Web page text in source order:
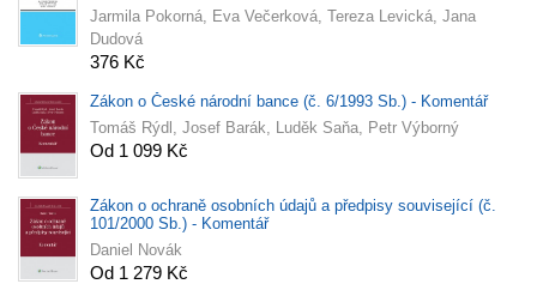
Jarmila Pokorná, Eva Večerková, Tereza Levická, Jana
Dudová
376 Kč
Zákon o České národní bance (č. 6/1993 Sb.) - Komentář
Tomáš Rýdl, Josef Barák, Luděk Saňa, Petr Výborný
Od 1 099 Kč
Zákon o ochraně osobních údajů a předpisy související (č.
101/2000 Sb.) - Komentář
Daniel Novák
Od 1 279 Kč